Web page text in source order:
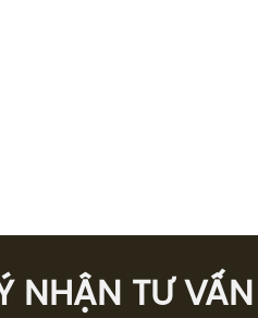
NHẬN TƯ VẤN